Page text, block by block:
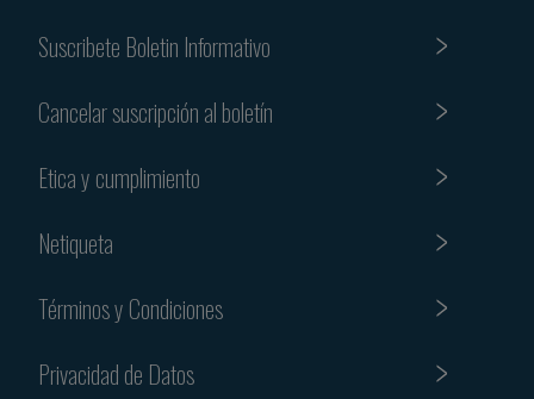
Suscribete Boletin Informativo
Cancelar suscripción al boletín
Etica y cumplimiento
Netiqueta
Términos y Condiciones
Privacidad de Datos